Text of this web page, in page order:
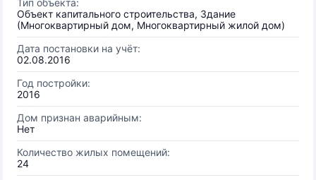
Тип объекта:
Объект капитального строительства, Здание
(Многоквартирный дом, Многоквартирный жилой дом)
Дата постановки на учёт:
02.08.2016
Год постройки:
2016
Дом признан аварийным:
Нет
Количество жилых помещений:
24